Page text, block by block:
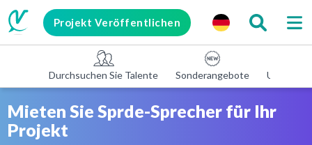
Projekt Veröffentlichen
Durchsuchen Sie Talente Sonderangebote
Mieten Sie Sprde-Sprecher für Ihr
Projekt